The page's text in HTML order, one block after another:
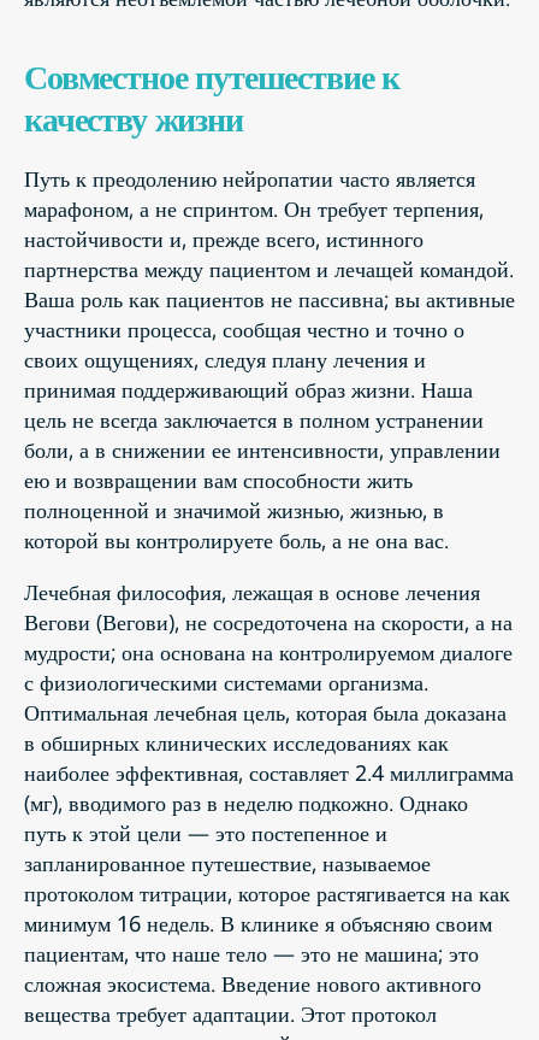
Совместное путешествие к
качеству жизни
Путь к преодолению нейропатии часто является
марафоном, а не спринтом. Он требует терпения,
настойчивости и, прежде всего, истинного
партнерства между пациентом и лечащей командой.
Ваша роль как пациентов не пассивна; вы активные
участники процесса, сообщая честно и точно о
своих ощущениях, следуя плану лечения и
принимая поддерживающий образ жизни. Наша
цель не всегда заключается в полном устранении
боли, а в снижении ее интенсивности, управлении
ею и возвращении вам способности жить
полноценной и значимой жизнью, жизнью, в
которой вы контролируете боль, а не она вас.
Лечебная философия, лежащая в основе лечения
Вегови (Вегови), не сосредоточена на скорости, а на
мудрости; она основана на контролируемом диалоге
с физиологическими системами организма.
Оптимальная лечебная цель, которая была доказана
в обширных клинических исследованиях как
наиболее эффективная, составляет 2.4 миллиграмма
(мг), вводимого раз в неделю подкожно. Однако
путь к этой цели — это постепенное и
запланированное путешествие, называемое
протоколом титрации, которое растягивается на как
минимум 16 недель. В клинике я объясняю своим
пациентам, что наше тело — это не машина; это
сложная экосистема. Введение нового активного
вещества требует адаптации. Этот протокол